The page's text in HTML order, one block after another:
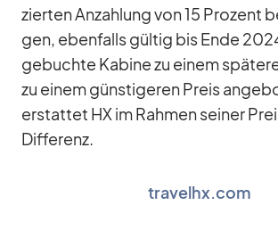
zier­ten An­zah­lung von 15 Pro­zent
gen, eben­falls gül­tig bis Ende
ge­buchte Ka­bine zu ei­nem
zu ei­nem güns­ti­ge­ren Preis
er­stat­tet HX im Rah­men sei­ner
Dif­fe­renz.
travelhx.com